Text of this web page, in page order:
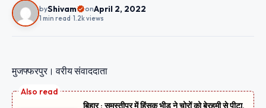
byShivam onApril 2, 2022
1 min read 1.2k views
मुजफ्फरपुर। वरीय संवाददाता
बिहार : समस्तीपुर में हिंसक भीड़ ने चोरों को बेरहमी से पीटा,